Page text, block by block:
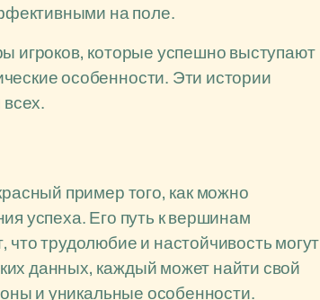
на поле.
игроков, которые успешно выступают
особенности. Эти истории
пример того, как можно
успеха. Его путь к вершинам
трудолюбие и настойчивость могут
данных, каждый может найти свой
и уникальные особенности.